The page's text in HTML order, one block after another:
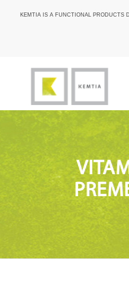
KEMTIA IS A FUNCTIONAL PRODUCTS